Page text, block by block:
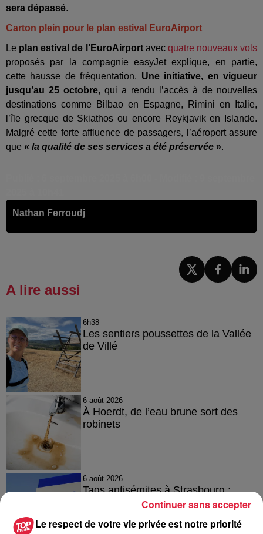
sera dépassé.
Carton plein pour le plan estival EuroAirport
Le plan estival de l’EuroAirportavecquatre nouveaux vols
proposés par la compagnie easyJet explique, en partie,
cette hausse de fréquentation. Une initiative, en vigueur
jusqu’au 25 octobre, qui a rendu l’accès à de nouvelles
destinations comme Bilbao en Espagne, Rimini en Italie,
l’île grecque de Skiathos ou encore Reykjavik en Islande.
Malgré cette forte affluence de passagers, l’aéroport assure
que « la qualité de ses services a été préservée ».
Nathan Ferroudj
A lire aussi
6h38
Les sentiers poussettes de la Vallée
de Villé
6 août 2026
À Hoerdt, de l’eau brune sort des
robinets
6 août 2026
Tags antisémites à Strasbourg :
Catherine Trautmann réagit
Le respect de votre vie privée est notre priorité
Continuer sans accepter